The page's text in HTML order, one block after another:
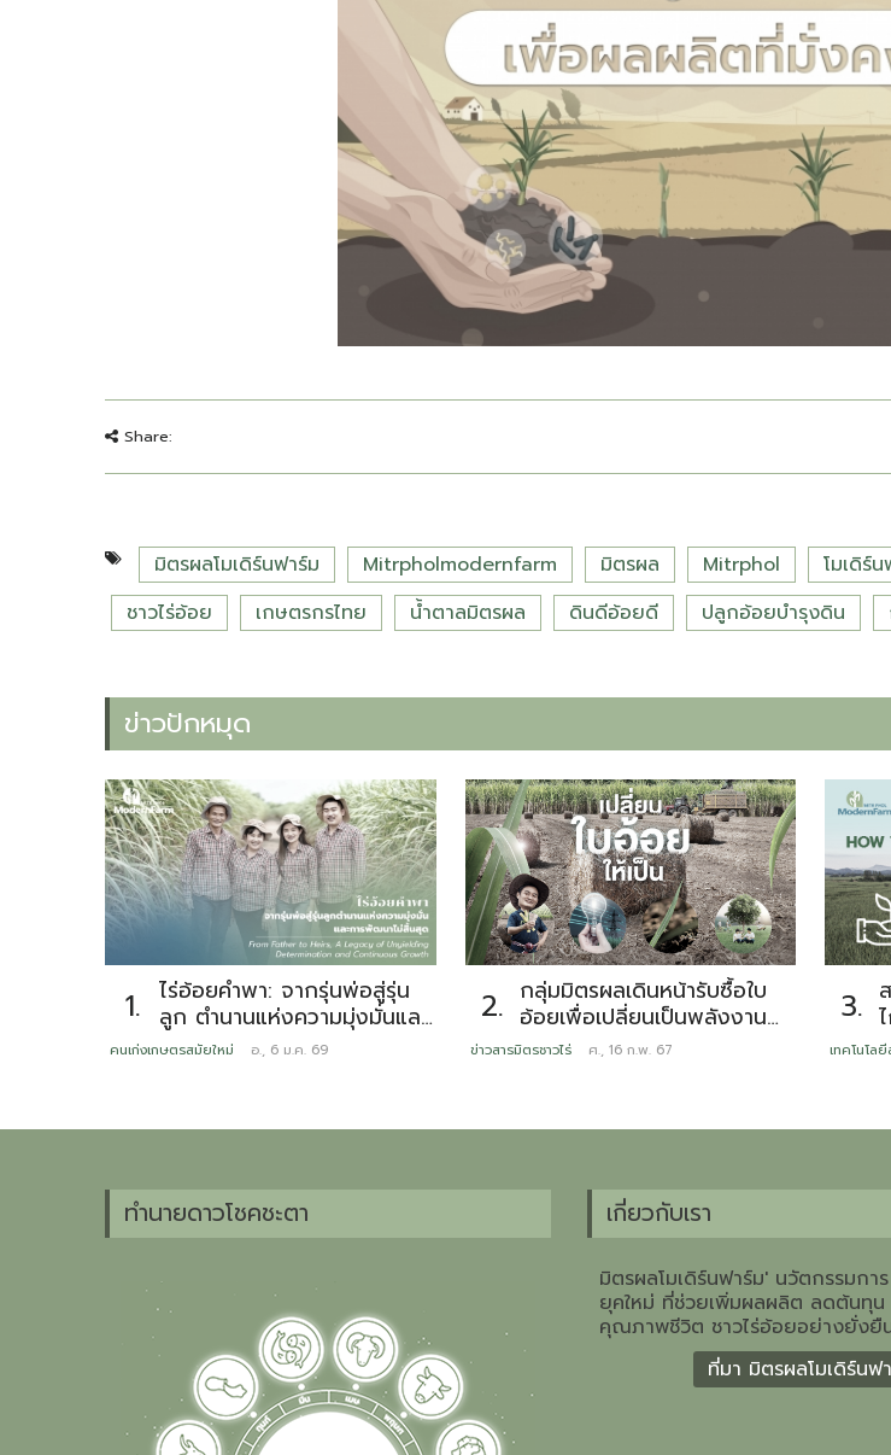
Share:
มิตรผลโมเดิร์นฟาร์ม
Mitrpholmodernfarm มิตรผล Mitrphol โมเดิร์
ชาวไร่อ้อย
เกษตรกรไทย น้ำตาลมิตรผล ดินดีอ้อยดี ปลูกอ้อยบำรุงดิน
ข่าวปักหมุด
1.
ไร่อ้อยคำพา: จากรุ่นพ่อสู่รุ่น
ลูก ตำนานแห่งความมุ่งมั่นและ
การพัฒนาไม่สิ้นสุด
คนเก่งเกษตรสมัยใหม่ อ., 6 ม.ค. 69
2. กลุ่มมิตรผลเดินหน้ารับซื้อใบ
อ้อยเพื่อเปลี่ยนเป็นพลังงาน
ทดแทน หลังเป็นผู้บุกเบิกต่อ
ตลอดฤดูหีบ 66/67
ข่าวสารมิตรชาวไร่ ศ., 16 ก.พ. 67
3.
เทคโนโล
ทำนายดาวโชคชะตา เกี่ยวกับเรา
มิตรผลโมเดิร์นฟาร์ม' นวัตกรรมกา
ยุคใหม่ ที่ช่วยเพิ่มผลผลิต ลดต้นทุน
คุณภาพชีวิต ชาวไร่อ้อยอย่างยั่งยื
ที่มา มิตรผลโมเดิร์นฟ